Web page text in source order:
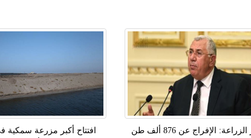
افتتاح أكبر مزرعة سمكية
الإفراج عن 876 ألف طن